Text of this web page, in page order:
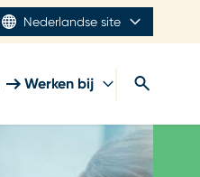
Nederlandse site
Werken bij